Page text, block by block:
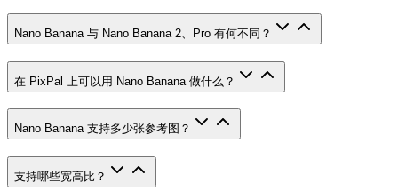
Nano Banana 与 Nano Banana 2、Pro 有何不同？
在 PixPal 上可以用 Nano Banana 做什么？
Nano Banana 支持多少张参考图？
支持哪些宽高比？